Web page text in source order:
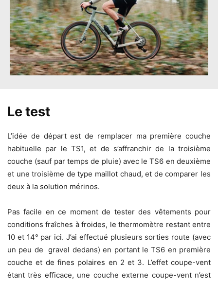
Le test
L’idée de départ est de remplacer ma première couche
habituelle par le TS1, et de s’affranchir de la troisième
couche (sauf par temps de pluie) avec le TS6 en deuxième
et une troisième de type maillot chaud, et de comparer les
deux à la solution mérinos.
Pas facile en ce moment de tester des vêtements pour
conditions fraîches à froides, le thermomètre restant entre
10 et 14° par ici. J’ai effectué plusieurs sorties route (avec
un peu de gravel dedans) en portant le TS6 en première
couche et de fines polaires en 2 et 3. L’effet coupe-vent
étant très efficace, une couche externe coupe-vent n’est